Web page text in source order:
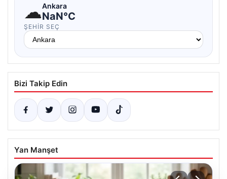
☁Ankara
NaN°C
ŞEHIR SEÇ
Bizi Takip Edin
Yan Manşet